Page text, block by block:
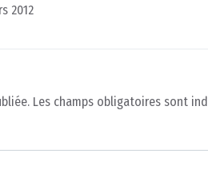
2012
Les champs obligatoires sont